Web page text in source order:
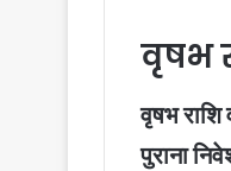
वृषभ
वृषभ राशि
पुराना